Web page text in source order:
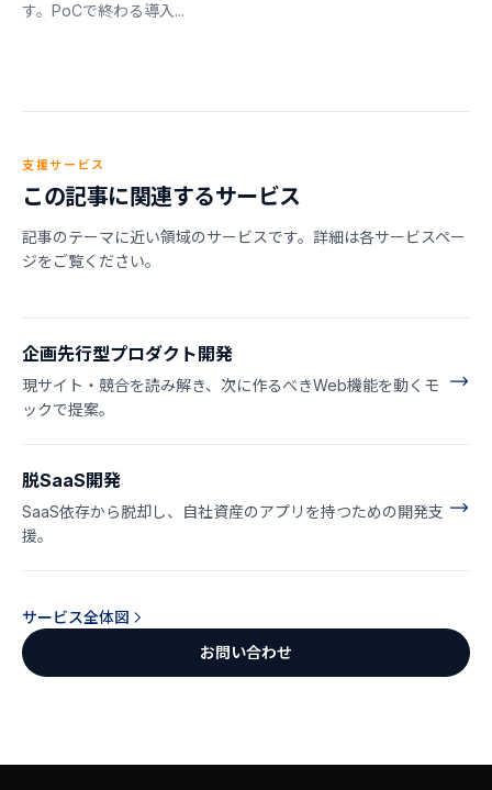
す。PoCで終わる導入...
支援サービス
この記事に関連するサービス
記事のテーマに近い領域のサービスです。詳細は各サービスペー
ジをご覧ください。
企画先行型プロダクト開発
現サイト・競合を読み解き、次に作るべきWeb機能を動くモ
ックで提案。
脱SaaS開発
SaaS依存から脱却し、自社資産のアプリを持つための開発支
援。
サービス全体図
お問い合わせ